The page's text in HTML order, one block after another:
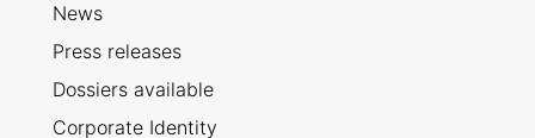
News
Press releases
Dossiers available
Corporate Identity